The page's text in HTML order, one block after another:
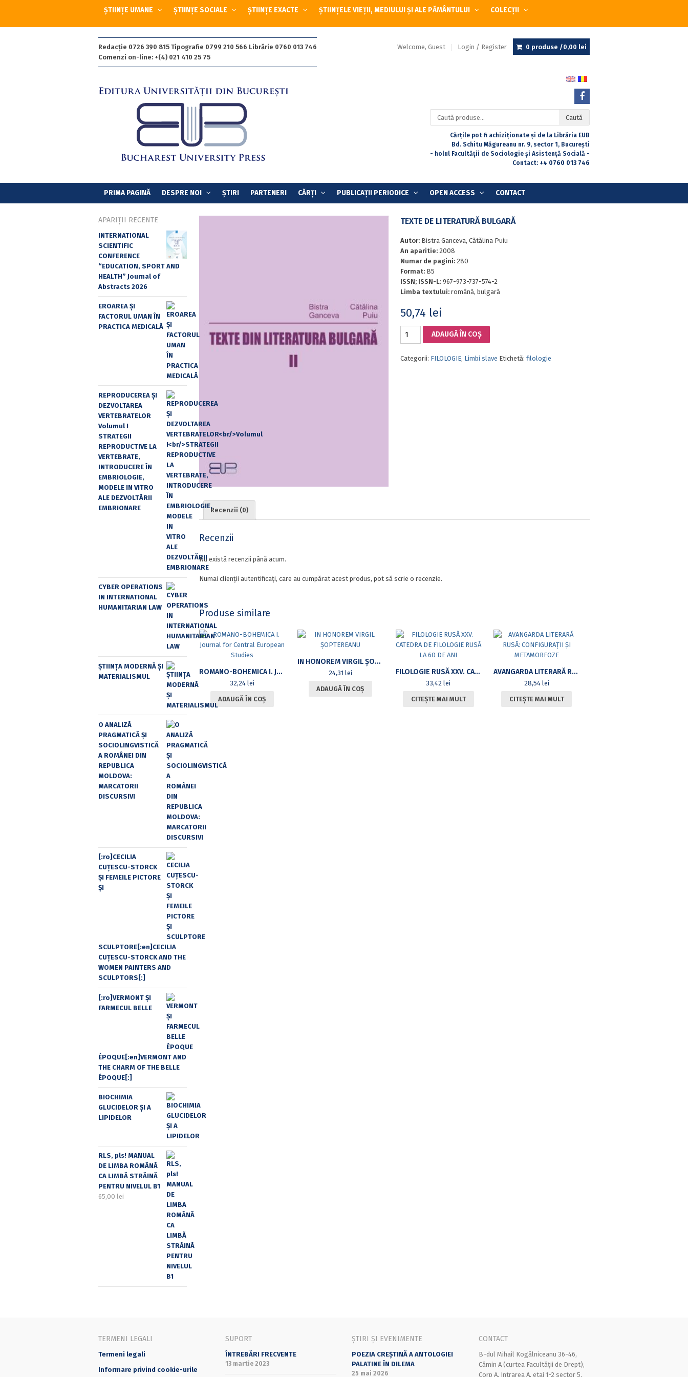
ȘTIINȚE UMANE ȘTIINȚE SOCIALE ȘTIINȚE EXACTE ȘTIINȚELE VIEȚII, MEDIULUI ȘI ALE PĂMÂNTULUI COLECȚII
Redacție 0726 390 815 Tipografie 0799 210 566 Librărie 0760 013 746
Comenzi on-line: +(4) 021 410 25 75
Welcome, Guest Login / Register 0 produse /0,00 lei
Caută
după:
Caută
Cărțile pot fi achiziționate și de la Librăria EUB
Bd. Schitu Măgureanu nr. 9, sector 1, București
- holul Facultății de Sociologie și Asistență Socială -
Contact: +4 0760 013 746
PRIMA PAGINĂ DESPRE NOI ȘTIRI PARTENERI CĂRȚI PUBLICAȚII PERIODICE OPEN ACCESS CONTACT
TEXTE DE LITERATURĂ BULGARĂ
Autor: Bistra Ganceva, Cătălina Puiu
An aparitie: 2008
Numar de pagini: 280
Format: B5
ISSN; ISSN-L: 967-973-737-574-2
Limba textului: română, bulgară
50,74 lei
LITERATURĂ
ADAUGĂ ÎN COȘ
Categorii: FILOLOGIE, Limbi slave Etichetă: filologie
Recenzii (0)
Recenzii
Nu există recenzii până acum.
Numai clienții autentificați, care au cumpărat acest produs, pot să scrie o recenzie.
Produse similare
ROMANO-BOHEMICA I. JOURNAL FOR CENTRAL EUROPEAN STUDIES
32,24 lei
ADAUGĂ ÎN COȘ
IN HONOREM VIRGIL ȘOPTEREANU
24,31 lei
ADAUGĂ ÎN COȘ
FILOLOGIE RUSĂ XXV. CATEDRA DE FILOLOGIE RUSĂ LA 60 DE ANI
33,42lei
CITEȘTE MAI MULT
AVANGARDA LITERARĂ RUSĂ: CONFIGURAȚII ȘI METAMORFOZE
28,54 lei
CITEȘTE MAI MULT
APARIȚII RECENTE
INTERNATIONAL
SCIENTIFIC
CONFERENCE
“EDUCATION, SPORT AND
HEALTH” Journal of
Abstracts 2026
EROAREA ȘI
FACTORUL UMAN ÎN
PRACTICA MEDICALĂ
REPRODUCEREA ȘI
DEZVOLTAREA
VERTEBRATELOR
Volumul I
STRATEGII
REPRODUCTIVE LA
VERTEBRATE,
INTRODUCERE ÎN
EMBRIOLOGIE,
MODELE IN VITRO
ALE DEZVOLTĂRII
EMBRIONARE
CYBER OPERATIONS
IN INTERNATIONAL
HUMANITARIAN LAW
ȘTIINȚA MODERNĂ ȘI
MATERIALISMUL
O ANALIZĂ
PRAGMATICĂ ȘI
SOCIOLINGVISTICĂ
A ROMÂNEI DIN
REPUBLICA
MOLDOVA:
MARCATORII
DISCURSIVI
[:ro]CECILIA
CUŢESCU-STORCK
ŞI FEMEILE PICTORE
ŞI
SCULPTORE[:en]CECILIA
CUŢESCU-STORCK AND THE
WOMEN PAINTERS AND
SCULPTORS[:]
[:ro]VERMONT ȘI
FARMECUL BELLE
ÉPOQUE[:en]VERMONT AND
THE CHARM OF THE BELLE
ÉPOQUE[:]
BIOCHIMIA
GLUCIDELOR ȘI A
LIPIDELOR
RLS, pls! MANUAL
DE LIMBA ROMÂNĂ
CA LIMBĂ STRĂINĂ
PENTRU NIVELUL B1
65,00 lei
TERMENI LEGALI
Termeni legali
Informare privind cookie-urile
SUPORT
ÎNTREBĂRI FRECVENTE
13 martie 2023
ȘTIRI ȘI EVENIMENTE
POEZIA CREȘTINĂ A ANTOLOGIEI
PALATINE ÎN DILEMA
25 mai 2026
CONTACT
B-dul Mihail Kogălniceanu 36-46,
Cămin A (curtea Facultății de Drept),
Corp A, Intrarea A, etaj 1-2 sector 5,